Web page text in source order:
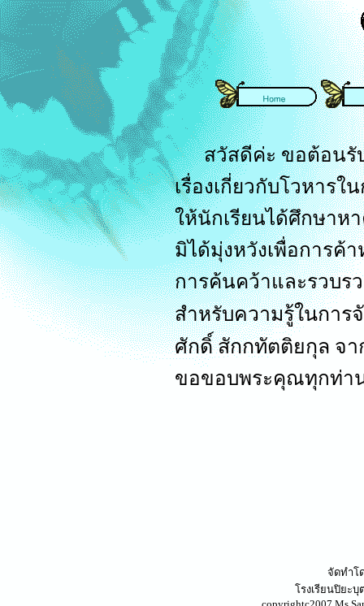
สวัสดีค่ะ ขอต้อนรับเ
เรื่องเกี่ยวกับโวหาร
ให้นักเรียนได้ศึกษาห
มิได้มุ่งหวังเพื่อการค้
การค้นคว้าและรวบร
สำหรับความรู้ในการ
ศักดิ์ สักกทัตติยกุล จา
ขอขอบพระคุณทุกท่
จัดทำโ
โรงเรียนปิยะ